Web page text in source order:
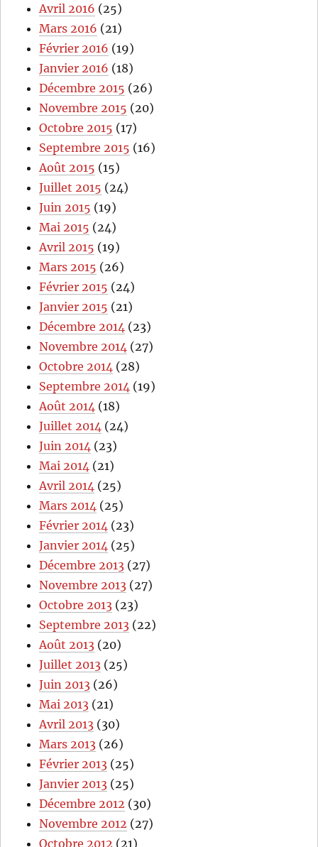
Avril 2016 (25)
Mars 2016 (21)
Février 2016 (19)
Janvier 2016 (18)
Décembre 2015 (26)
Novembre 2015 (20)
Octobre 2015 (17)
Septembre 2015 (16)
Août 2015 (15)
Juillet 2015 (24)
Juin 2015 (19)
Mai 2015 (24)
Avril 2015 (19)
Mars 2015 (26)
Février 2015 (24)
Janvier 2015 (21)
Décembre 2014 (23)
Novembre 2014 (27)
Octobre 2014 (28)
Septembre 2014 (19)
Août 2014 (18)
Juillet 2014 (24)
Juin 2014 (23)
Mai 2014 (21)
Avril 2014 (25)
Mars 2014 (25)
Février 2014 (23)
Janvier 2014 (25)
Décembre 2013 (27)
Novembre 2013 (27)
Octobre 2013 (23)
Septembre 2013 (22)
Août 2013 (20)
Juillet 2013 (25)
Juin 2013 (26)
Mai 2013 (21)
Avril 2013 (30)
Mars 2013 (26)
Février 2013 (25)
Janvier 2013 (25)
Décembre 2012 (30)
Novembre 2012 (27)
Octobre 2012 (21)